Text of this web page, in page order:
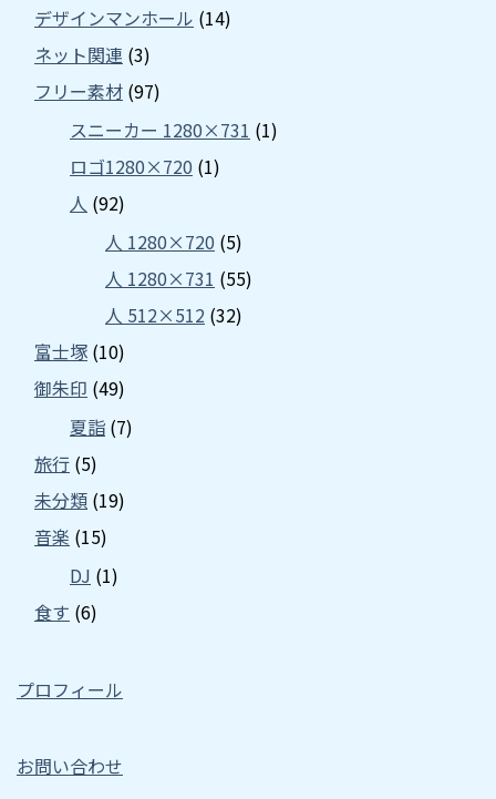
デザインマンホール (14)
ネット関連 (3)
フリー素材 (97)
スニーカー 1280×731 (1)
ロゴ1280×720 (1)
人 (92)
人 1280×720 (5)
人 1280×731 (55)
人 512×512 (32)
富士塚 (10)
御朱印 (49)
夏詣 (7)
旅行 (5)
未分類 (19)
音楽 (15)
DJ (1)
食す (6)
プロフィール
お問い合わせ